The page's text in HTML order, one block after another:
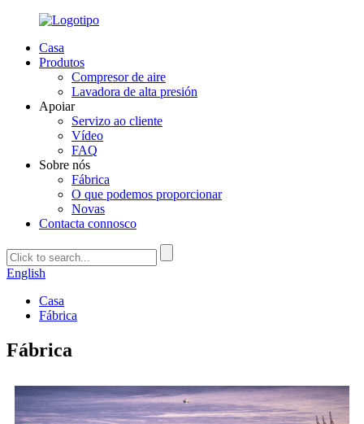
Casa
Produtos
Compresor de aire
Lavadora de alta presión
Apoiar
Servizo ao cliente
Vídeo
FAQ
Sobre nós
Fábrica
O que podemos proporcionar
Novas
Contacta connosco
English
Casa
Fábrica
Fábrica